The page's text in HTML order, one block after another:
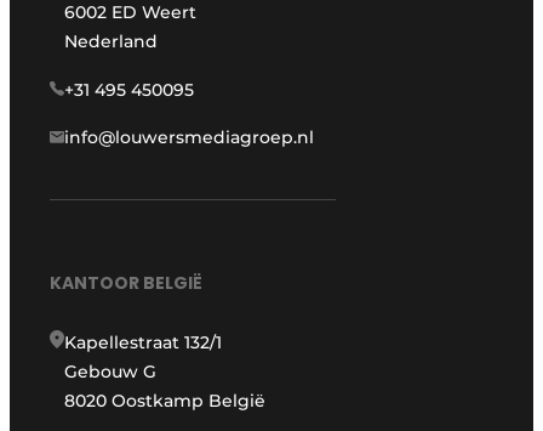
6002 ED Weert
Nederland
+31 495 450095
info@louwersmediagroep.nl
KANTOOR BELGIË
Kapellestraat 132/1
Gebouw G
8020 Oostkamp België